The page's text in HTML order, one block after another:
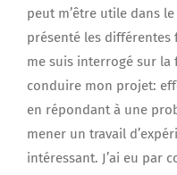
peut m’être utile dans
présenté les
me suis interrogé sur
conduire mon projet:
en répondant à une
mener un travail
intéressant. J’ai eu par